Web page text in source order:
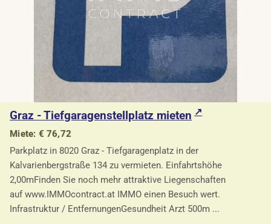
Graz - Tiefgaragenstellplatz mieten
Miete: € 76,72
Parkplatz in 8020 Graz - Tiefgaragenplatz in der
Kalvarienbergstraße 134 zu vermieten. Einfahrtshöhe
2,00mFinden Sie noch mehr attraktive Liegenschaften
auf www.IMMOcontract.at IMMO einen Besuch wert.
Infrastruktur / EntfernungenGesundheit Arzt 500m ...